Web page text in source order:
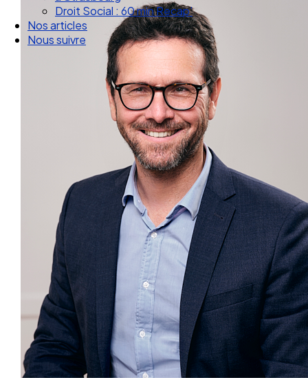
Droit Social : 60 min Recap’
Nos articles
Nous suivre